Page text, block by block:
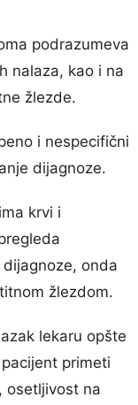
podrazumeva
nalaza, kao i na
žlezde.
i nespecifični
dijagnoze.
krvi i
onda
žlezdom.
lekaru opšte
primeti
osetljivost na